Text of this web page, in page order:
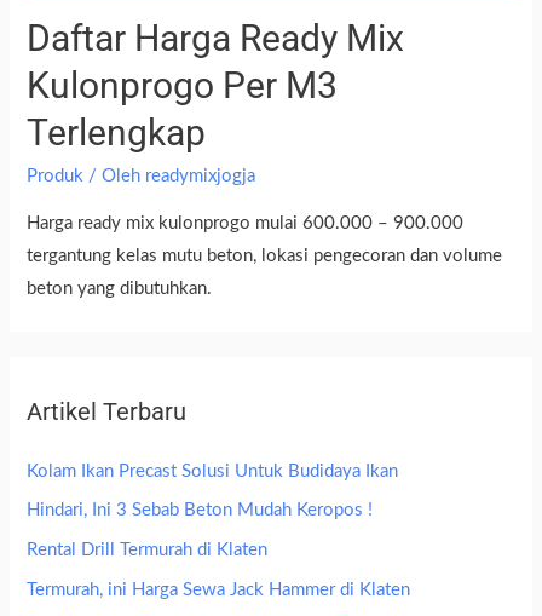
Daftar Harga Ready Mix
Kulonprogo Per M3
Terlengkap
Produk / Oleh readymixjogja
Harga ready mix kulonprogo mulai 600.000 – 900.000
tergantung kelas mutu beton, lokasi pengecoran dan volume
beton yang dibutuhkan.
Artikel Terbaru
Kolam Ikan Precast Solusi Untuk Budidaya Ikan
Hindari, Ini 3 Sebab Beton Mudah Keropos !
Rental Drill Termurah di Klaten
Termurah, ini Harga Sewa Jack Hammer di Klaten